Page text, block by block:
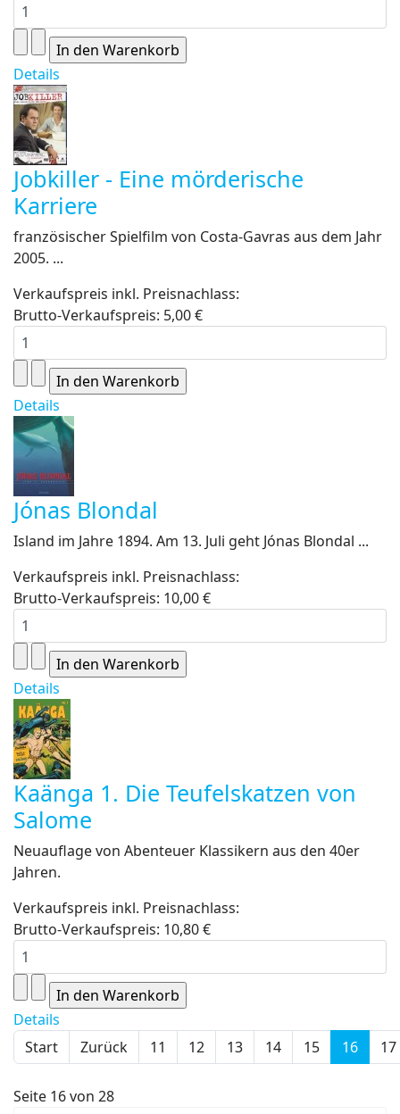
Details
Jobkiller - Eine mörderische
Karriere
französischer Spielfilm von Costa-Gavras aus dem Jahr
2005. ...
Verkaufspreis inkl. Preisnachlass:
Brutto-Verkaufspreis: 5,00 €
Details
Jónas Blondal
Island im Jahre 1894. Am 13. Juli geht Jónas Blondal ...
Verkaufspreis inkl. Preisnachlass:
Brutto-Verkaufspreis: 10,00 €
Details
Kaänga 1. Die Teufelskatzen von
Salome
Neuauflage von Abenteuer Klassikern aus den 40er
Jahren.
Verkaufspreis inkl. Preisnachlass:
Brutto-Verkaufspreis: 10,80 €
Details
Start
Zurück 11 12 13 14 15 16 17
Seite 16 von 28